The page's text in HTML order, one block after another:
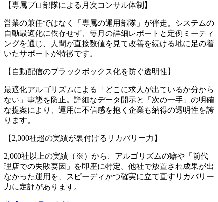
【専属プロ部隊による月次コンサル体制】
営業の兼任ではなく「専属の運用部隊」が伴走。システムの
自動最適化に依存せず、毎月の詳細レポートと定例ミーティ
ングを通じ、人間が直接数値を見て改善を続ける地に足の着
いたサポートが特徴です。
【自動配信のブラックボックス化を防ぐ透明性】
最適化アルゴリズムによる「どこに求人が出ているか分から
ない」事態を防止。詳細なデータ開示と「次の一手」の明確
な提案により、運用に不信感を抱く企業も納得の透明性を誇
ります。
【2,000社超の実績が裏付けるリカバリー力】
2,000社以上の実績（※）から、アルゴリズムの癖や「前代
理店での失敗要因」を即座に特定。他社で放置され成果が出
なかった運用を、スピーディかつ確実に立て直すリカバリー
力に定評があります。